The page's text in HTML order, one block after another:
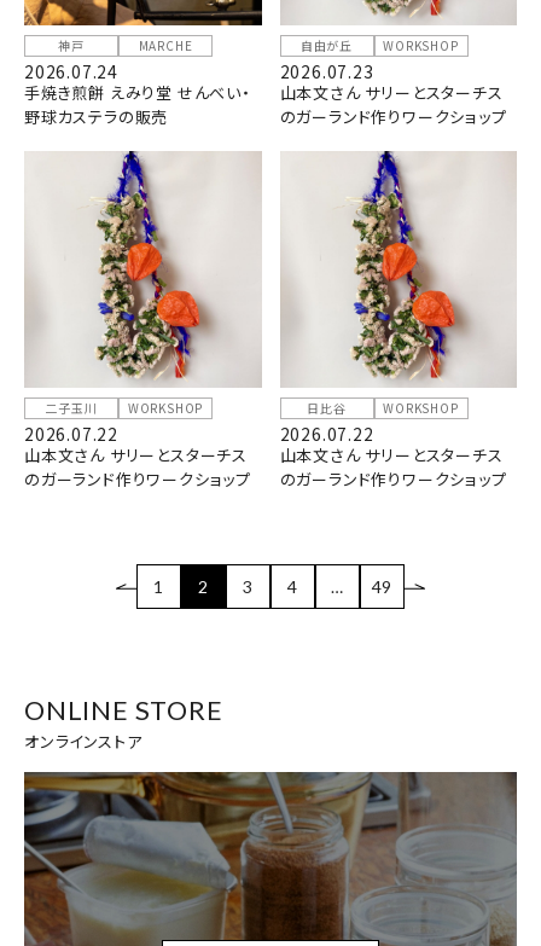
神戸 MARCHE
2026.07.24
手焼き煎餅 えみり堂 せんべい・
野球カステラの販売
自由が丘 WORKSHOP
2026.07.23
山本文さん サリーとスターチス
のガーランド作りワークショップ
二子玉川 WORKSHOP
2026.07.22
山本文さん サリーとスターチス
のガーランド作りワークショップ
日比谷 WORKSHOP
2026.07.22
山本文さん サリーとスターチス
のガーランド作りワークショップ
1 2 3 4 … 49
ONLINE STORE
オンラインストア